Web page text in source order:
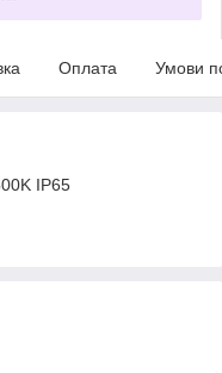
Оплата Умови
IP65